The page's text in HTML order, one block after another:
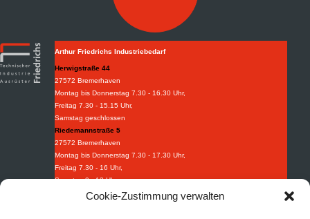
Cookie-Zustimmung verwalten
Arthur Friedrichs Industriebedarf
Herwigstraße 44
27572 Bremerhaven
Montag bis Donnerstag 7.30 - 16.30 Uhr,
Freitag 7.30 - 15.15 Uhr,
Samstag geschlossen
Riedemannstraße 5
27572 Bremerhaven
Montag bis Donnerstag 7.30 - 17.30 Uhr,
Freitag 7.30 - 16 Uhr,
Samstag 9 - 13 Uhr
Weidestraße 8-10